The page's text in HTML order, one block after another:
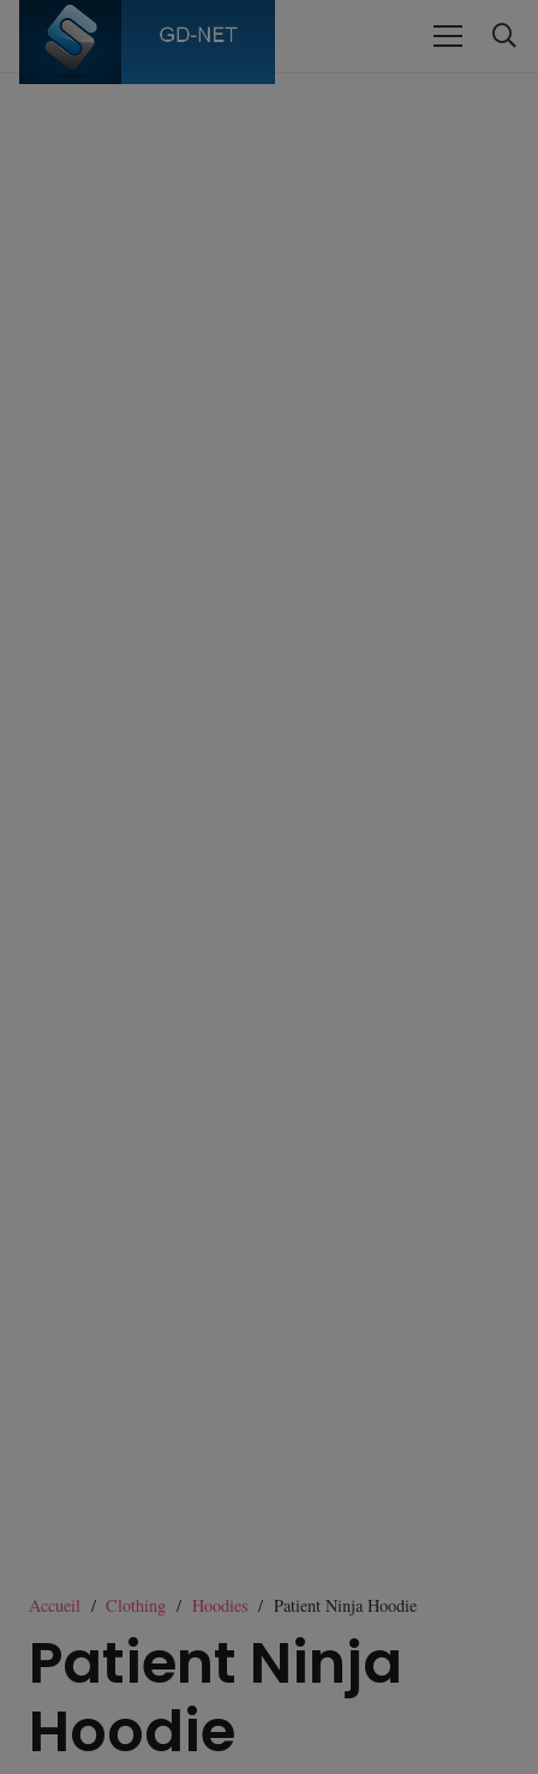
Accueil / Clothing / Hoodies / Patient Ninja Hoodie
Patient Ninja
Hoodie